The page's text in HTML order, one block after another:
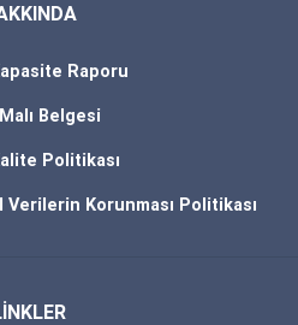
Raporu
Belgesi
Politikası
Korunması Politikası